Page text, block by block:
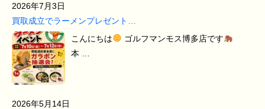
2026年7月3日
買取成立でラーメンプレゼント…
こんにちは
ゴルフマンモス博多店です
本 …
2026年5月14日